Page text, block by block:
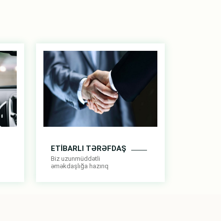
ETİBARLI TƏRƏFDAŞ
Biz uzunmüddətli
əməkdaşlığa hazırıq